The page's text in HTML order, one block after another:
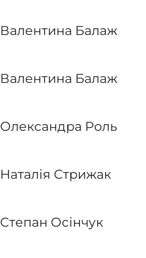
Валентина Балаж
Валентина Балаж
Олександра Роль
Наталія Стрижак
Степан Осінчук